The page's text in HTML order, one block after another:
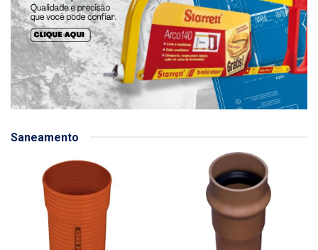
Saneamento